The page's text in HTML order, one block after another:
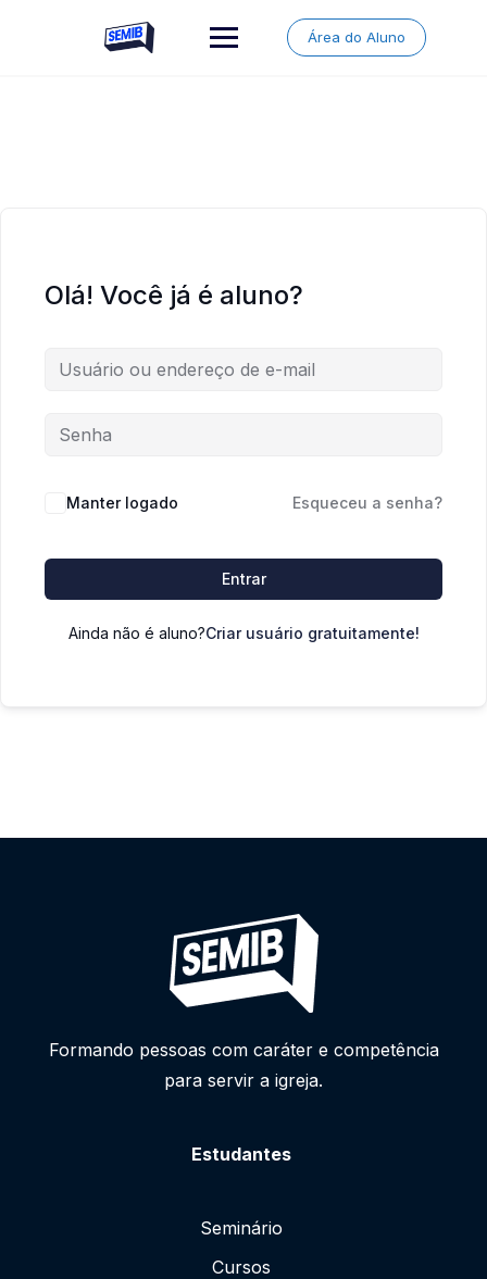
Área do Aluno
Olá! Você já é aluno?
Manter logado Esqueceu a senha?
Entrar
Ainda não é aluno?Criar usuário gratuitamente!
Formando pessoas com caráter e competência
para servir a igreja.
Estudantes
Seminário
Cursos